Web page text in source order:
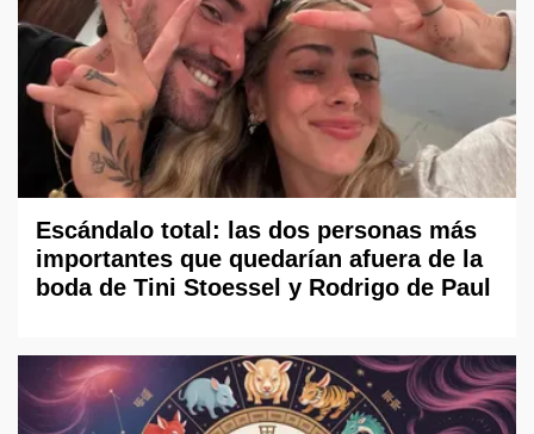
Escándalo total: las dos personas más
importantes que quedarían afuera de la
boda de Tini Stoessel y Rodrigo de Paul